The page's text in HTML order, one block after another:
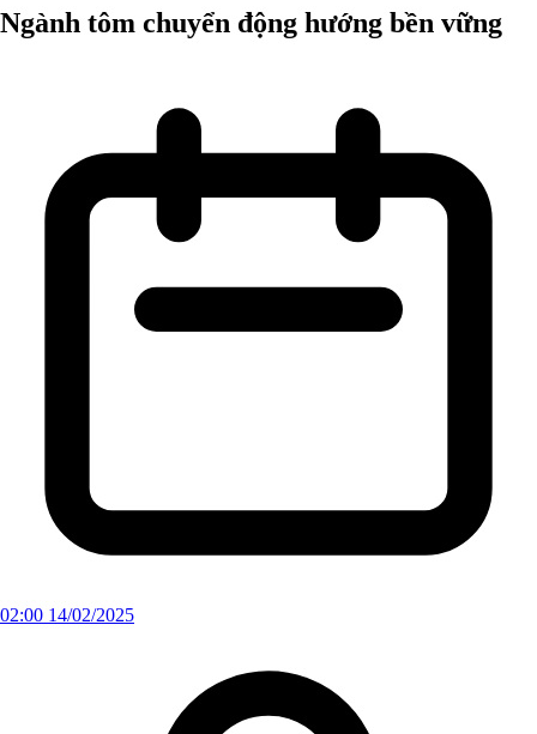
Ngành tôm chuyển động hướng bền vững
02:00 14/02/2025